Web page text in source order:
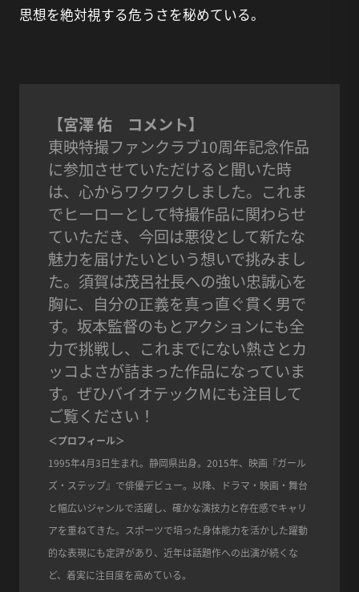
思想を絶対視する危うさを秘めている。
【宮澤 佑 コメント】
東映特撮ファンクラブ10周年記念作品
に参加させていただけると聞いた時
は、心からワクワクしました。これま
でヒーローとして特撮作品に関わらせ
ていただき、今回は悪役として新たな
魅力を届けたいという想いで挑みまし
た。須賀は茂呂社長への強い忠誠心を
胸に、自分の正義を真っ直ぐ貫く男で
す。坂本監督のもとアクションにも全
力で挑戦し、これまでにない熱さとカ
ッコよさが詰まった作品になっていま
す。ぜひバイオテックMにも注目して
ご覧ください！
＜プロフィール＞
1995年4月3日生まれ。静岡県出身。2015年、映画『ガール
ズ・ステップ』で俳優デビュー。以降、ドラマ・映画・舞台
と幅広いジャンルで活躍し、確かな演技力と存在感でキャリ
アを重ねてきた。スポーツで培った身体能力を活かした躍動
的な表現にも定評があり、近年は話題作への出演が続くな
ど、着実に注目度を高めている。